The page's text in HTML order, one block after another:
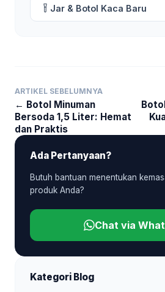
Jar & Botol Kaca Baru
ARTIKEL SEBELUMNYA
← Botol Minuman
Bersoda 1,5 Liter: Hemat
dan Praktis
Ada Pertanyaan?
Butuh bantuan menentukan
produk Anda?
Chat via
Kategori Blog